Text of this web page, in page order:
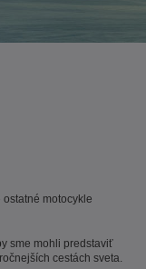
motocykle
sme mohli predstaviť
cestách sveta.